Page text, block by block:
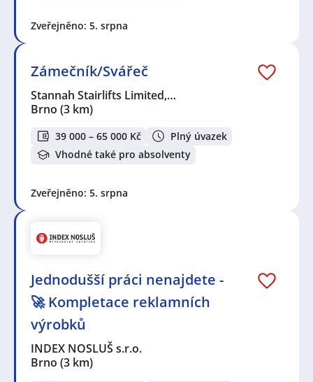
Zveřejněno: 5. srpna
Zámečník/Svářeč
Stannah Stairlifts Limited,…
Brno (3 km)
39 000 – 65 000 Kč
Plný úvazek
Vhodné také pro absolventy
Zveřejněno: 5. srpna
Jednodušší práci nenajdete -
🚀 Kompletace reklamních
výrobků
INDEX NOSLUŠ s.r.o.
Brno (3 km)